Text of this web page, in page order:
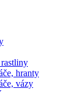
hranty
vázy